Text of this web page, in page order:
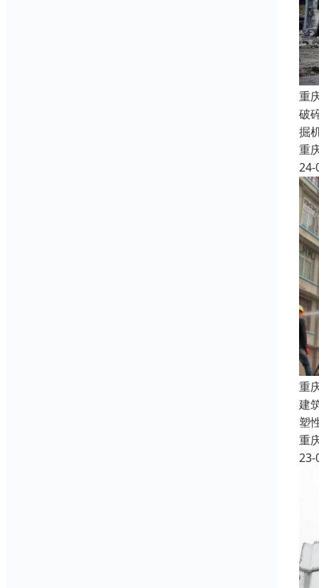
重
破
掘
重
24-
重
建
塑
重
23-